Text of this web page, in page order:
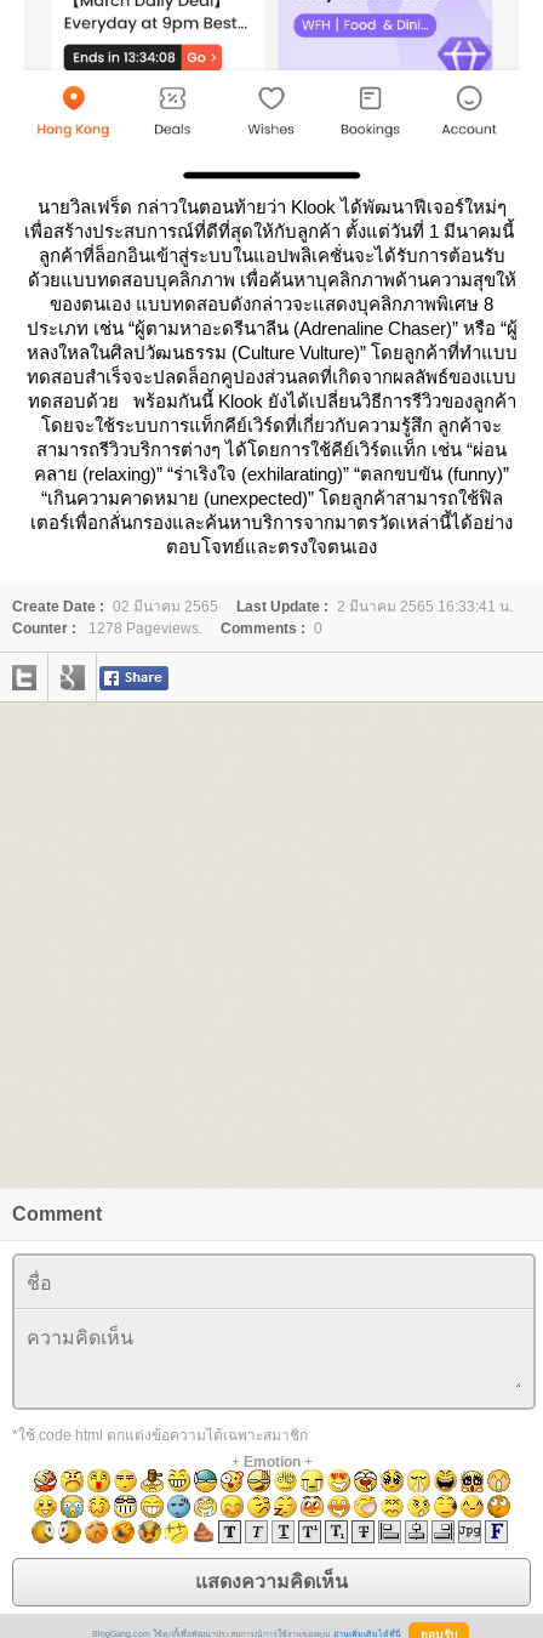
นายวิลเฟร็ด กล่าวในตอนท้ายว่า Klook ได้พัฒนาฟีเจอร์ใหม่ๆ
เพื่อสร้างประสบการณ์ที่ดีที่สุดให้กับลูกค้า ตั้งแต่วันที่ 1 มีนาคมนี้
ลูกค้าที่ล็อกอินเข้าสู่ระบบในแอปพลิเคชั่นจะได้รับการต้อนรับ
ด้วยแบบทดสอบบุคลิกภาพ เพื่อค้นหาบุคลิกภาพด้านความสุขให้
ของตนเอง แบบทดสอบดังกล่าวจะแสดงบุคลิกภาพพิเศษ 8
ประเภท เช่น “ผู้ตามหาอะดรีนาลีน (Adrenaline Chaser)” หรือ “ผู้
หลงใหลในศิลปวัฒนธรรม (Culture Vulture)” โดยลูกค้าที่ทำแบบ
ทดสอบสำเร็จจะปลดล็อกคูปองส่วนลดที่เกิดจากผลลัพธ์ของแบบ
ทดสอบด้วย พร้อมกันนี้ Klook ยังได้เปลี่ยนวิธีการรีวิวของลูกค้า
ดยจะใช้ระบบการแท็กคีย์เวิร์ดที่เกี่ยวกับความรู้สึก ลูกค้าจะ
สามารถรีวิวบริการต่างๆ ได้โดยการใช้คีย์เวิร์ดแท็ก เช่น “ผ่อน
คลาย (relaxing)” “ร่าเริงใจ (exhilarating)” “ตลกขบขัน (funny)”
“เกินความคาดหมาย (unexpected)” โดยลูกค้าสามารถใช้ฟิล
เตอร์เพื่อกลั่นกรองและค้นหาบริการจากมาตรวัดเหล่านี้ได้อย่าง
ตอบโจทย์และตรงใจตนเอง
Create Date : 02 มีนาคม 2565 Last Update :
2 มีนาคม 2565 16:33:41 น.
Counter :
1278 Pageviews. Comments : 0
Comment
*ใช้ code html ตกแต่งข้อความได้เฉพาะสมาชิก
+ Emotion+
BlogGang.com ใช้คุกกี้เพื่อพัฒนาประสบการณ์การใช้งานของคุณ อ่านเพิ่มเติมได้ที่นี่